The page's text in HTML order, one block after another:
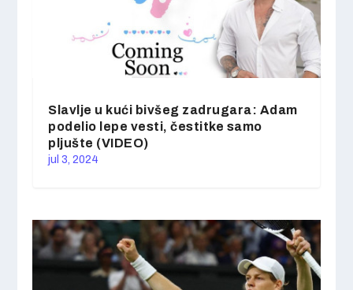
Slavlje u kući bivšeg zadrugara: Adam
podelio lepe vesti, čestitke samo
pljušte (VIDEO)
jul 3, 2024